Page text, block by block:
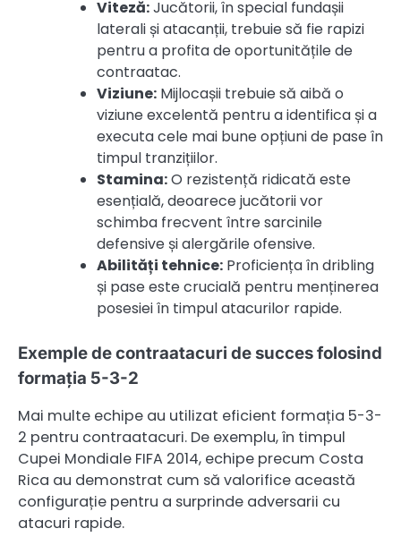
Viteză:Jucătorii, în special fundașii
laterali și atacanții, trebuie să fie rapizi
pentru a profita de oportunitățile de
contraatac.
Viziune: Mijlocașii trebuie să aibă o
viziune excelentă pentru a identifica și a
executa cele mai bune opțiuni de pase în
timpul tranzițiilor.
Stamina:O rezistență ridicată este
esențială, deoarece jucătorii vor
schimba frecvent între sarcinile
defensive și alergările ofensive.
Abilități tehnice: Proficiența în dribling
și pase este crucială pentru menținerea
posesiei în timpul atacurilor rapide.
Exemple de contraatacuri de succes folosind
formația 5-3-2
Mai multe echipe au utilizat eficient formația 5-3-
2 pentru contraatacuri. De exemplu, în timpul
Cupei Mondiale FIFA 2014, echipe precum Costa
Rica au demonstrat cum să valorifice această
configurație pentru a surprinde adversarii cu
atacuri rapide.